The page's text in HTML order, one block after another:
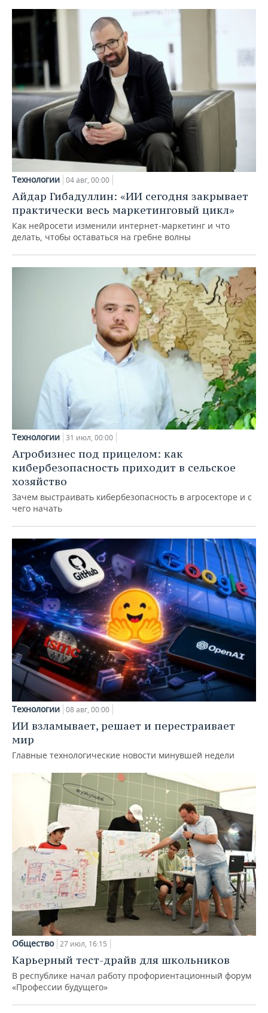
Технологии 04 авг, 00:00
Айдар Гибадуллин: «ИИ сегодня закрывает
практически весь маркетинговый цикл»
Как нейросети изменили интернет-маркетинг и что
делать, чтобы оставаться на гребне волны
Технологии 31 июл, 00:00
Агробизнес под прицелом: как
кибербезопасность приходит в сельское
хозяйство
Зачем выстраивать кибербезопасность в агросекторе и с
чего начать
Технологии 08 авг, 00:00
ИИ взламывает, решает и перестраивает
мир
Главные технологические новости минувшей недели
Общество 27 июл, 16:15
Карьерный тест-драйв для школьников
В республике начал работу профориентационный форум
«Профессии будущего»